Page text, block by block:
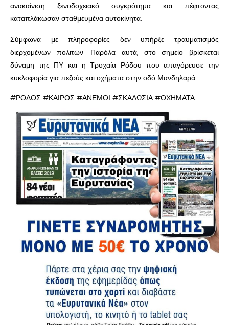
ανακαίνιση ξενοδοχειακό συγκρότημα και πέφτοντας
καταπλάκωσαν σταθμευμένα αυτοκίνητα.
Σύμφωνα με πληροφορίες δεν υπήρξε τραυματισμός
διερχομένων πολιτών. Παρόλα αυτά, στο σημείο βρίσκεται
δύναμη της ΠΥ και η Τροχαία Ρόδου που απαγόρευσε την
κυκλοφορία για πεζούς και οχήματα στην οδό Μανδηλαρά.
#ΡΟΔΟΣ #ΚΑΙΡΟΣ #ΑΝΕΜΟΙ #ΣΚΑΛΩΣΙΑ #ΟΧΗΜΑΤΑ